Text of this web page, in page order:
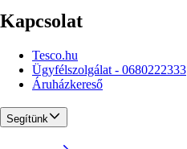
Kapcsolat
Tesco.hu
Ügyfélszolgálat - 0680222333
Áruházkereső
Segítünk